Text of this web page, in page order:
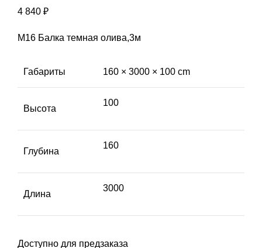
4 840 ₽
М16 Балка темная олива,3м
Габариты 160 × 3000 × 100 cm
Высота
100
Глубина
160
Длина
3000
Доступно для предзаказа